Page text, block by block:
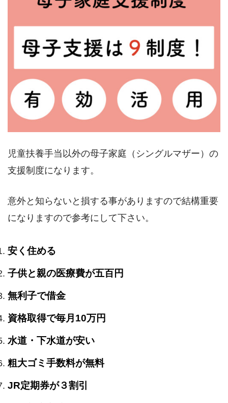
児童扶養手当以外の母子家庭（シングルマザー）の
支援制度になります。
意外と知らないと損する事がありますので結構重要
になりますので参考にして下さい。
安く住める
子供と親の医療費が五百円
無利子で借金
資格取得で毎月10万円
水道・下水道が安い
粗大ゴミ手数料が無料
JR定期券が３割引